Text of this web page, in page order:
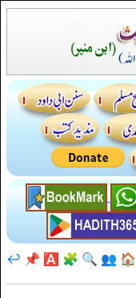
🏠
👥
🔍
🧩
🅰️
📌
↩️